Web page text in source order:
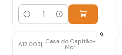
Cantidad
A12.003| Casa do Capitão-
Mor